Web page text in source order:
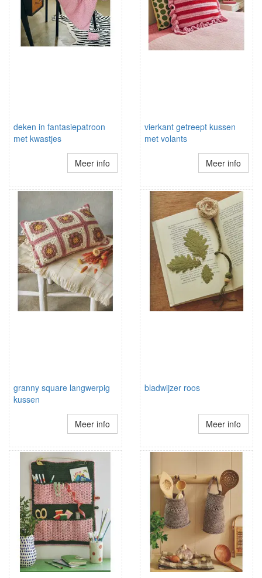
deken in fantasiepatroon
met kwastjes
Meer info
vierkant getreept kussen
met volants
Meer info
granny square langwerpig
kussen
Meer info
bladwijzer roos
Meer info